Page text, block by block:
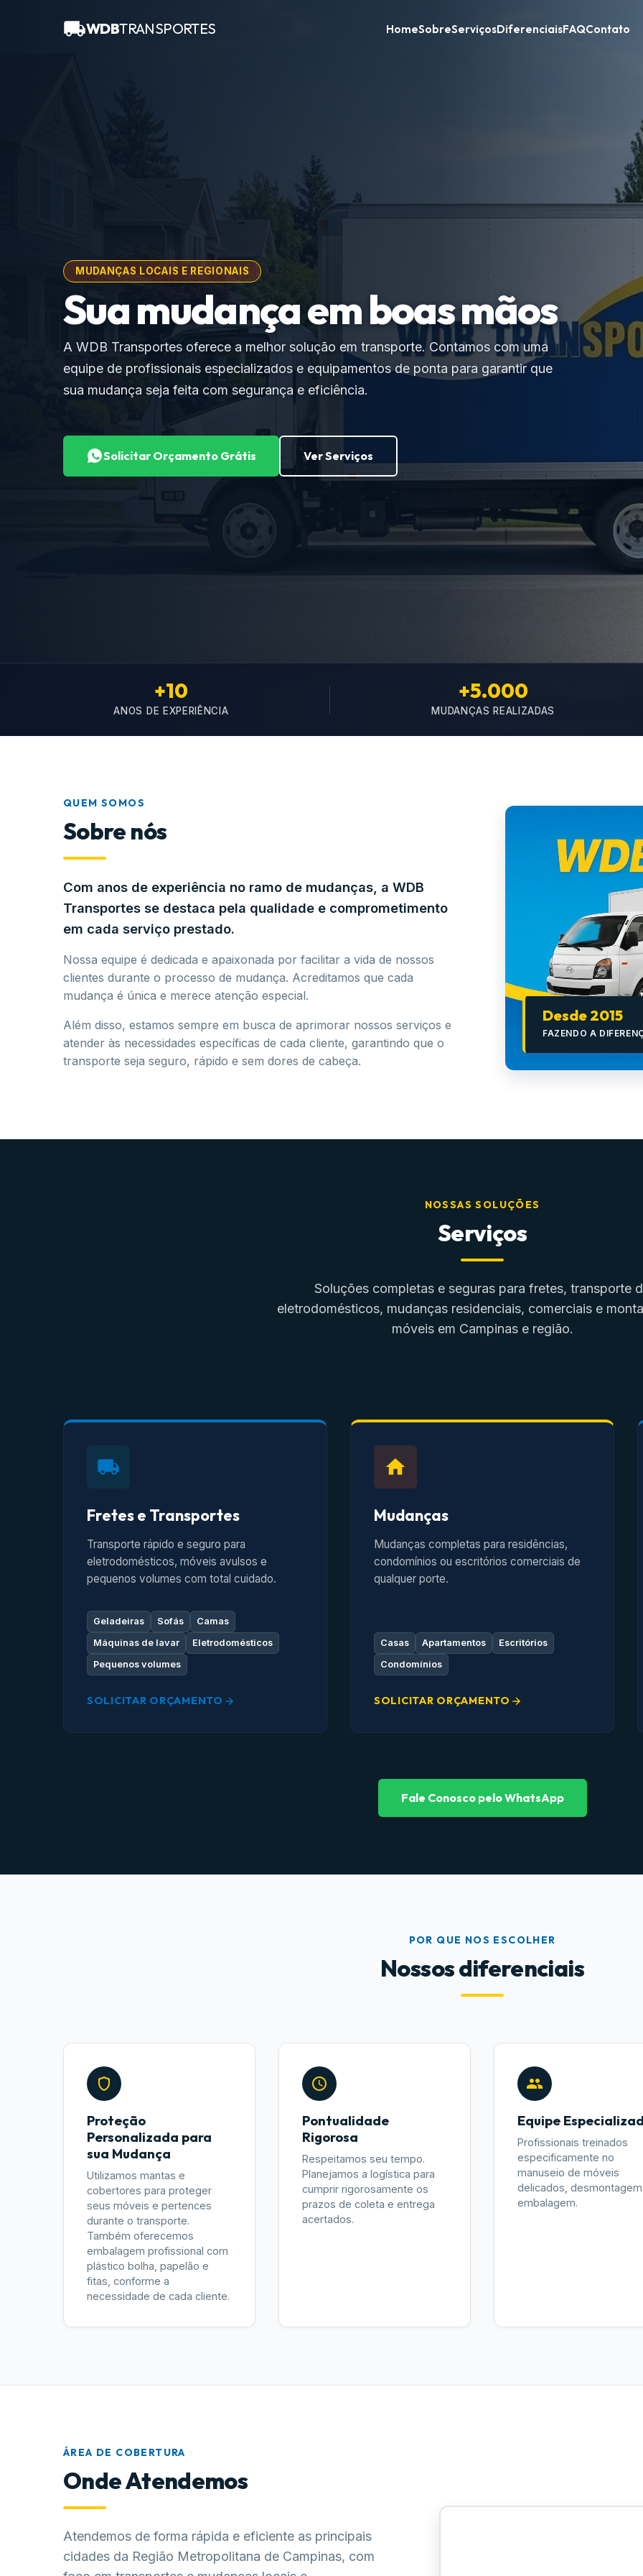
WDBTRANSPORTES HomeSobreServiçosDiferenciaisFAQContato
MUDANÇAS LOCAIS E REGIONAIS
Sua mudança em boas mãos
A WDB Transportes oferece a melhor solução em transporte. Contamos com uma
equipe de profissionais especializados e equipamentos de ponta para garantir que
sua mudança seja feita com segurança e eficiência.
Solicitar Orçamento Grátis Ver Serviços
+10
ANOS DE EXPERIÊNCIA
+5.000
MUDANÇAS REALIZADAS
QUEM SOMOS
Sobre nós
Com anos de experiência no ramo de mudanças, a WDB
Transportes se destaca pela qualidade e comprometimento
em cada serviço prestado.
Nossa equipe é dedicada e apaixonada por facilitar a vida de nossos
clientes durante o processo de mudança. Acreditamos que cada
mudança é única e merece atenção especial.
Além disso, estamos sempre em busca de aprimorar nossos serviços e
atender às necessidades específicas de cada cliente, garantindo que o
transporte seja seguro, rápido e sem dores de cabeça.
Desde 2015
FAZENDO A
NOSSAS SOLUÇÕES
Serviços
Soluções completas e seguras para fretes, transporte
eletrodomésticos, mudanças residenciais, comerciais e
móveis em Campinas e região.
Fretes e Transportes
Transporte rápido e seguro para
eletrodomésticos, móveis avulsos e
pequenos volumes com total cuidado.
Geladeiras Sofás
Camas
Máquinas de lavar
Eletrodomésticos
Pequenos volumes
SOLICITAR ORÇAMENTO
Mudanças
Mudanças completas para residências,
condomínios ou escritórios comerciais de
qualquer porte.
Casas Apartamentos
Escritórios
Condomínios
SOLICITAR ORÇAMENTO
Fale Conosco pelo WhatsApp
POR QUE NOS ESCOLHER
Nossos diferenciais
Proteção
Personalizada para
sua Mudança
Utilizamos mantas e
cobertores para proteger
seus móveis e pertences
durante o transporte.
Também oferecemos
embalagem profissional com
plástico bolha, papelão e
fitas, conforme a
necessidade de cada cliente.
Pontualidade
Rigorosa
Respeitamos seu tempo.
Planejamos a logística para
cumprir rigorosamente os
prazos de coleta e entrega
acertados.
Equipe
Profissionais treinados
especificamente no
manuseio de móveis
delicados,
embalagem.
ÁREA DE COBERTURA
Onde Atendemos
Atendemos de forma rápida e eficiente as principais
cidades da Região Metropolitana de Campinas, com